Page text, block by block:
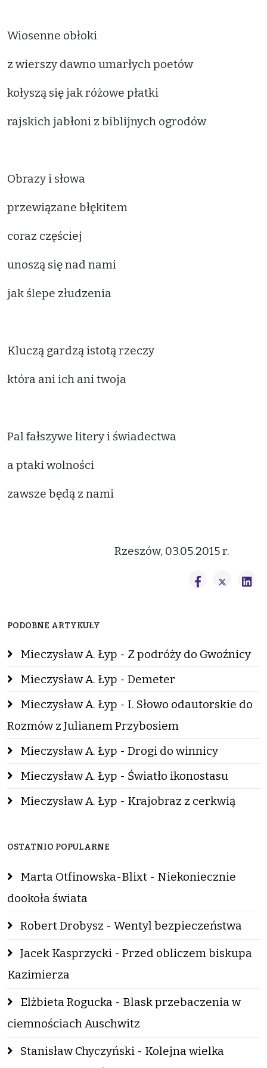
Wiosenne obłoki
z wierszy dawno umarłych poetów
kołyszą się jak różowe płatki
rajskich jabłoni z biblijnych ogrodów
Obrazy i słowa
przewiązane błękitem
coraz częściej
unoszą się nad nami
jak ślepe złudzenia
Kluczą gardzą istotą rzeczy
która ani ich ani twoja
Pal fałszywe litery i świadectwa
a ptaki wolności
zawsze będą z nami
Rzeszów, 03.05.2015 r.
PODOBNE ARTYKUŁY
Mieczysław A. Łyp - Z podróży do Gwoźnicy
Mieczysław A. Łyp - Demeter
Mieczysław A. Łyp - I. Słowo odautorskie do
Rozmów z Julianem Przybosiem
Mieczysław A. Łyp - Drogi do winnicy
Mieczysław A. Łyp - Światło ikonostasu
Mieczysław A. Łyp - Krajobraz z cerkwią
OSTATNIO POPULARNE
Marta Otfinowska-Blixt - Niekoniecznie
dookoła świata
Robert Drobysz - Wentyl bezpieczeństwa
Jacek Kasprzycki - Przed obliczem biskupa
Kazimierza
Elżbieta Rogucka - Blask przebaczenia w
ciemnościach Auschwitz
Stanisław Chyczyński - Kolejna wielka